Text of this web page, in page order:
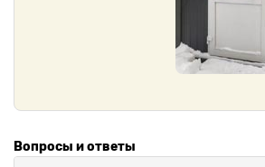
Вопросы и ответы